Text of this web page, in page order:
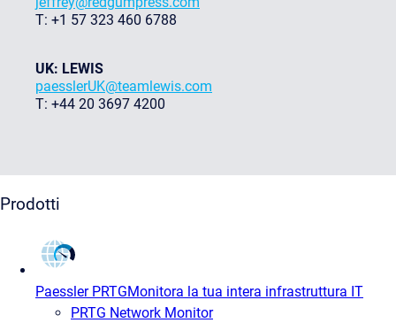
T: +1 57 323 460 6788
UK: LEWIS
paesslerUK@teamlewis.com
T: +44 20 3697 4200
Prodotti
Paessler PRTGMonitora la tua intera infrastruttura IT
PRTG Network Monitor